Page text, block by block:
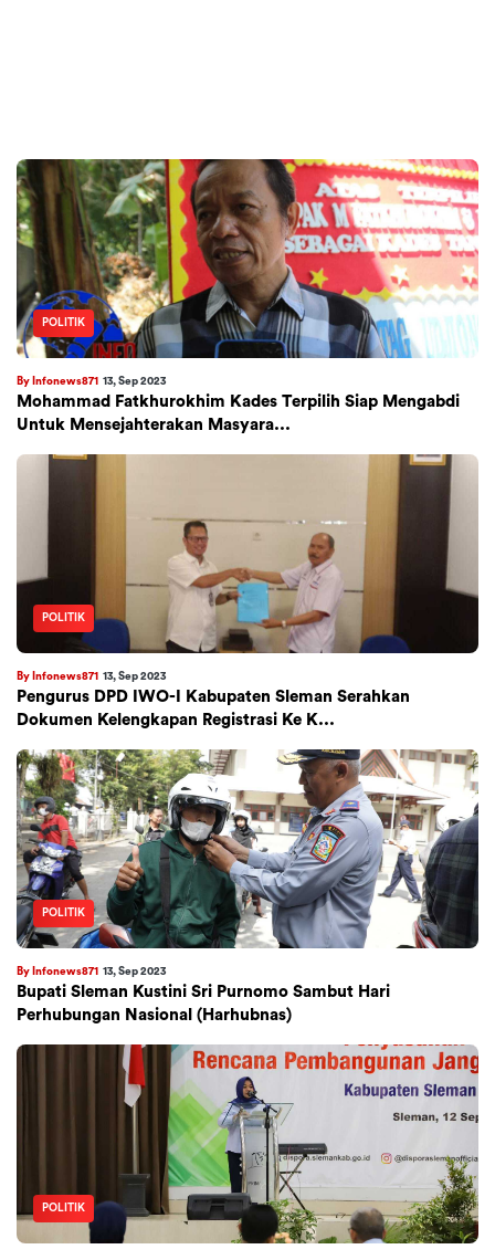
POLITIK
By Infonews871 13, Sep 2023
Mohammad Fatkhurokhim Kades Terpilih Siap Mengabdi
Untuk Mensejahterakan Masyara...
POLITIK
By Infonews871 13, Sep 2023
Pengurus DPD IWO-I Kabupaten Sleman Serahkan
Dokumen Kelengkapan Registrasi Ke K...
POLITIK
By Infonews871 13, Sep 2023
Bupati Sleman Kustini Sri Purnomo Sambut Hari
Perhubungan Nasional (Harhubnas)
POLITIK